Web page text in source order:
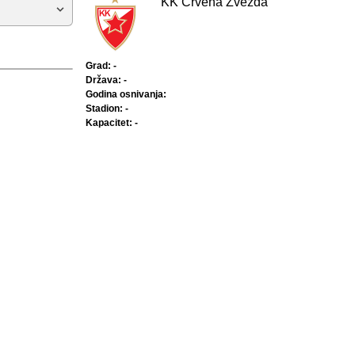
Grad: -
Država: -
Godina osnivanja:
Stadion: -
Kapacitet: -